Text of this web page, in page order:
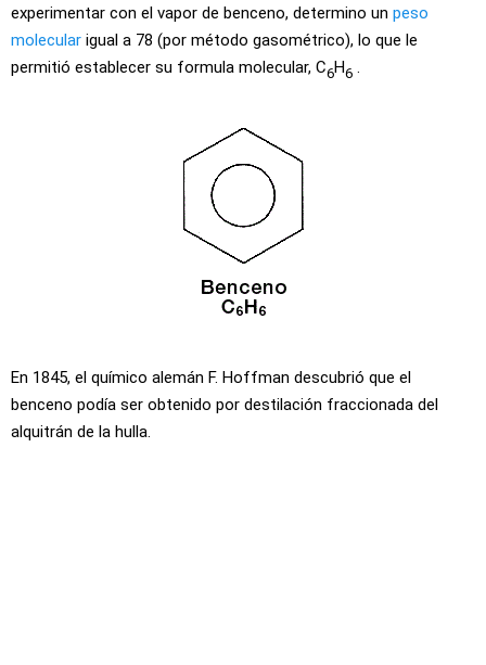
experimentar con el vapor de benceno, determino un peso
molecular igual a 78 (por método gasométrico), lo que le
permitió establecer su formula molecular, C6H6 .
En 1845, el químico alemán F. Hoffman descubrió que el
benceno podía ser obtenido por destilación fraccionada del
alquitrán de la hulla.